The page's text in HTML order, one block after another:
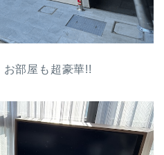
部屋も超豪華!!